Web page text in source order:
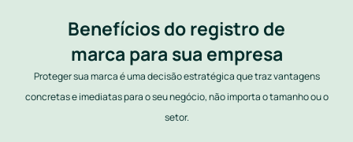
Benefícios do registro de
marca para sua empresa
Proteger sua marca é uma decisão estratégica que traz vantagens
concretas e imediatas para o seu negócio, não importa o tamanho ou o
setor.